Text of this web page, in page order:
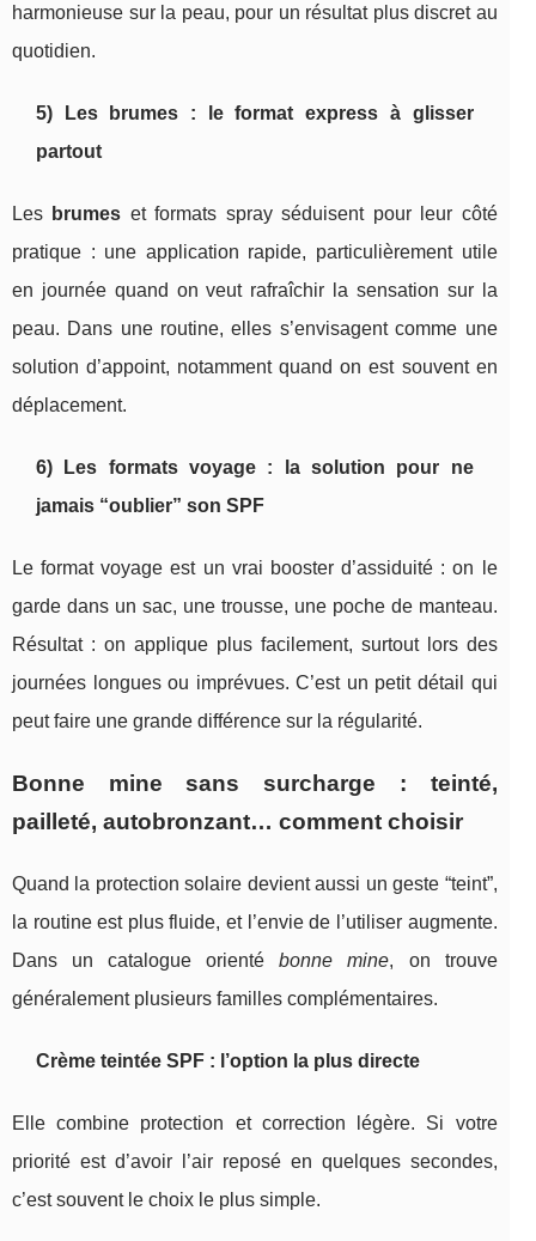
harmonieuse sur la peau, pour un résultat plus discret au
quotidien.
5) Les brumes : le format express à glisser
partout
Les brumes et formats spray séduisent pour leur côté
pratique : une application rapide, particulièrement utile
en journée quand on veut rafraîchir la sensation sur la
peau. Dans une routine, elles s’envisagent comme une
solution d’appoint, notamment quand on est souvent en
déplacement.
6) Les formats voyage : la solution pour ne
jamais “oublier” son SPF
Le format voyage est un vrai booster d’assiduité : on le
garde dans un sac, une trousse, une poche de manteau.
Résultat : on applique plus facilement, surtout lors des
journées longues ou imprévues. C’est un petit détail qui
peut faire une grande différence sur la régularité.
Bonne mine sans surcharge : teinté,
pailleté, autobronzant… comment choisir
Quand la protection solaire devient aussi un geste “teint”,
la routine est plus fluide, et l’envie de l’utiliser augmente.
Dans un catalogue orientébonne mine, on trouve
généralement plusieurs familles complémentaires.
Crème teintée SPF : l’option la plus directe
Elle combine protection et correction légère. Si votre
priorité est d’avoir l’air reposé en quelques secondes,
c’est souvent le choix le plus simple.